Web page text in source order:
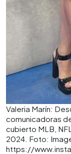
Valeria Marín:
comunicadoras
cubierto MLB,
2024. Foto:
https://